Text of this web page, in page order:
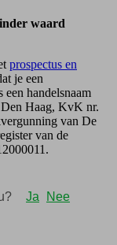
waard
prospectus en
je een
een handelsnaam
Haag, KvK nr.
van De
van de